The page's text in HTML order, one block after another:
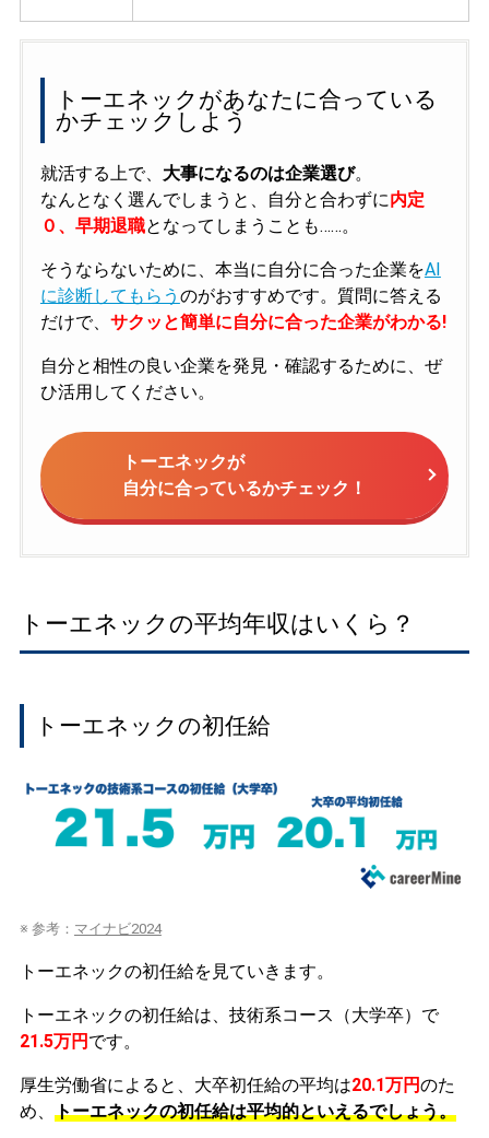
トーエネックがあなたに合っている
かチェックしよう
就活する上で、 大事になるのは企業選び。
なんとなく選んでしまうと、自分と合わずに内定
０、早期退職となってしまうことも……。
そうならないために、本当に自分に合った企業をAI
に診断してもらう のがおすすめです。質問に答える
だけで、 サクッと簡単に自分に合った企業がわかる!
自分と相性の良い企業を発見・確認するために、ぜ
ひ活用してください。
トーエネックが
自分に合っているかチェック！
トーエネックの平均年収はいくら？
トーエネックの初任給
※ 参考： マイナビ2024
トーエネックの初任給を見ていきます。
トーエネックの初任給は、技術系コース（大学卒）で
21.5万円 です。
厚生労働省によると、大卒初任給の平均は20.1万円のた
め、 トーエネックの初任給は平均的といえるでしょう。